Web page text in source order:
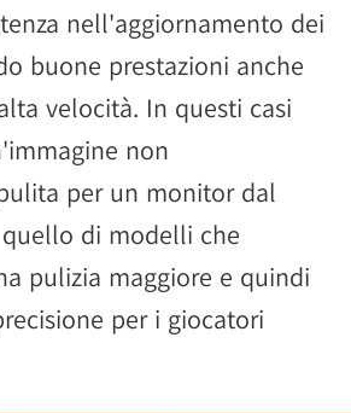
nell'aggiornamento dei
buone prestazioni anche
velocità. In questi casi
non
per un monitor dal
di modelli che
pulizia maggiore e quindi
per i giocatori